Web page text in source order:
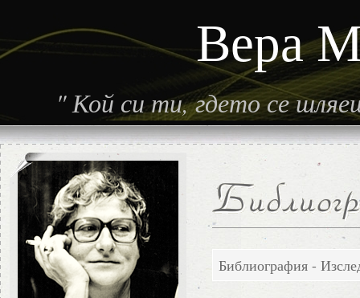
Вера
"Кой си ти, гдето се
Библиография -